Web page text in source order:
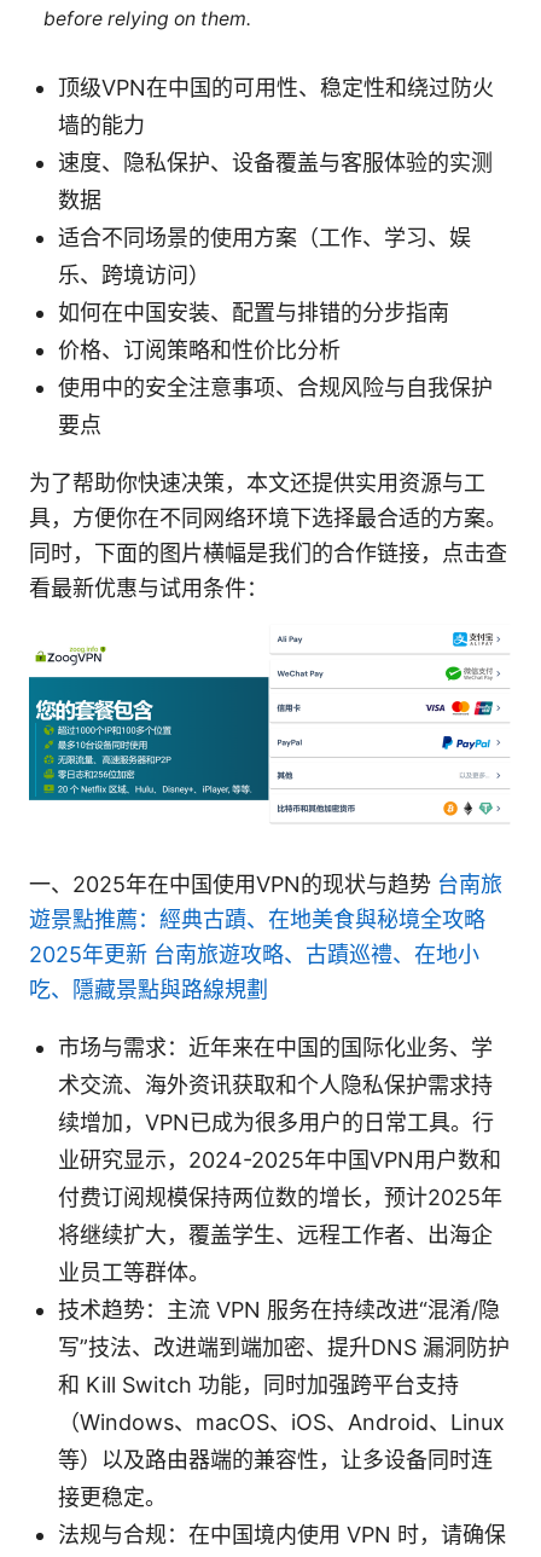
before relying on them.
顶级VPN在中国的可用性、稳定性和绕过防火
墙的能力
速度、隐私保护、设备覆盖与客服体验的实测
数据
适合不同场景的使用方案（工作、学习、娱
乐、跨境访问）
如何在中国安装、配置与排错的分步指南
价格、订阅策略和性价比分析
使用中的安全注意事项、合规风险与自我保护
要点
为了帮助你快速决策，本文还提供实用资源与工
具，方便你在不同网络环境下选择最合适的方案。
同时，下面的图片横幅是我们的合作链接，点击查
看最新优惠与试用条件：
一、2025年在中国使用VPN的现状与趋势 台南旅
遊景點推薦：經典古蹟、在地美食與秘境全攻略
2025年更新 台南旅遊攻略、古蹟巡禮、在地小
吃、隱藏景點與路線規劃
市场与需求：近年来在中国的国际化业务、学
术交流、海外资讯获取和个人隐私保护需求持
续增加，VPN已成为很多用户的日常工具。行
业研究显示，2024-2025年中国VPN用户数和
付费订阅规模保持两位数的增长，预计2025年
将继续扩大，覆盖学生、远程工作者、出海企
业员工等群体。
技术趋势：主流 VPN 服务在持续改进“混淆/隐
写”技法、改进端到端加密、提升DNS 漏洞防护
和 Kill Switch 功能，同时加强跨平台支持
（Windows、macOS、iOS、Android、Linux
等）以及路由器端的兼容性，让多设备同时连
接更稳定。
法规与合规：在中国境内使用 VPN 时，请确保